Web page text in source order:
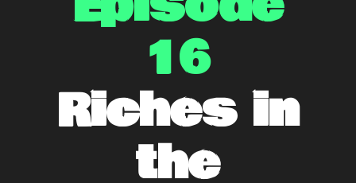
16
Riches in
the